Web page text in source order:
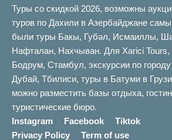
Туры со скидкой 2026, возможны
туров по Дахили в Азербайджане
были туры Бакы, Губəл, Исмаиллы,
Нафталан, Нахчыван. Для Xarici
Бодрум, Стамбул, экскурсии по
Дубай, Тбилиси, туры в Батуми в
можно разместить базы отдыха,
туристические бюро.
Instagram
Facebook
Tiktok
Privacy Policy
Term of use